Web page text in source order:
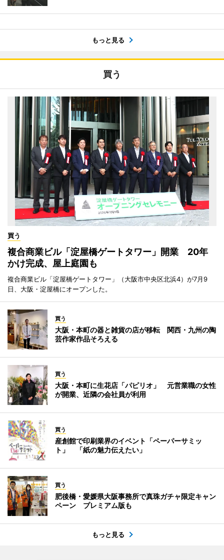
もっと見る
買う
買う
複合商業ビル「淀屋橋ゲートタワー」開業 20年
かけ完成、屋上庭園も
複合商業ビル「淀屋橋ゲートタワー」（大阪市中央区北浜4）が7月9
日、大阪・淀屋橋にオープンした。
買う
大阪・本町の器と雑貨の店が移転 関西・九州の陶
芸作家作品そろえる
買う
大阪・本町に生花店「パピリオ」 元営業職の女性
が開業、近隣の会社員が利用
買う
産創館で印刷業界のイベント「ペーパーサミッ
ト」 「紙の魅力伝えたい」
買う
肥後橋・愛媛県大阪事務所で真珠ガチャ限定キャン
ペーン プレミアム版も
もっと見る